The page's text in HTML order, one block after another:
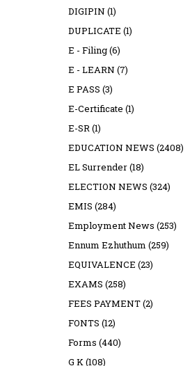
DIGIPIN (1)
DUPLICATE (1)
E - Filing(6)
E - LEARN (7)
E PASS (3)
E-Certificate (1)
E-SR(1)
EDUCATION NEWS (2408)
EL Surrender(18)
ELECTION NEWS (324)
EMIS (284)
Employment News (253)
Ennum Ezhuthum (259)
EQUIVALENCE (23)
EXAMS (258)
FEES PAYMENT(2)
FONTS (12)
Forms (440)
G K(108)